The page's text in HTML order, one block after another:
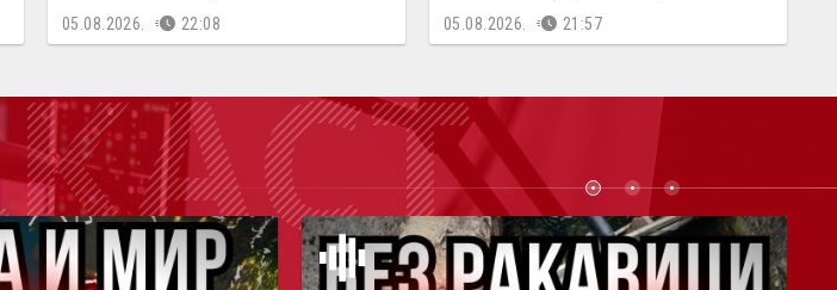
05.08.2026. 22:08 05.08.2026. 21:57